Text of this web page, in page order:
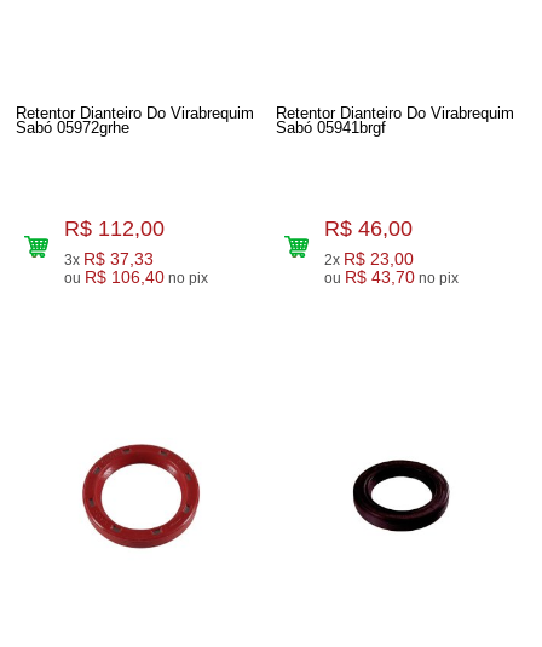
Retentor Dianteiro Do Virabrequim
Sabó 05972grhe
R$ 112,00
3x R$ 37,33
ou R$ 106,40 no pix
Retentor Dianteiro Do Virabrequim
Sabó 05941brgf
R$ 46,00
2x R$ 23,00
ou R$ 43,70 no pix